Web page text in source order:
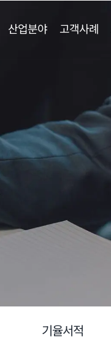
산업분야 고객사례
기율서적